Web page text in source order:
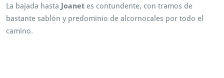
La bajada hasta Joanet es contundente, con tramos de
bastante sablón y predominio de alcornocales por todo el
camino.